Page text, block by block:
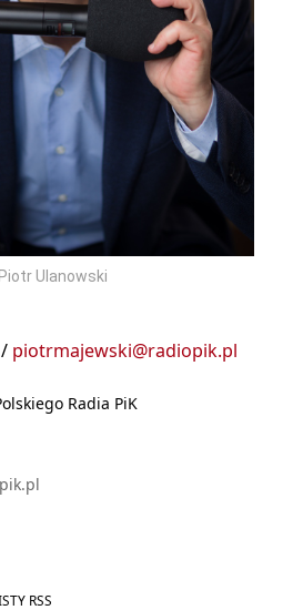
Ulanowski
piotrmajewski@radiopik.pl
Radia PiK
RSS